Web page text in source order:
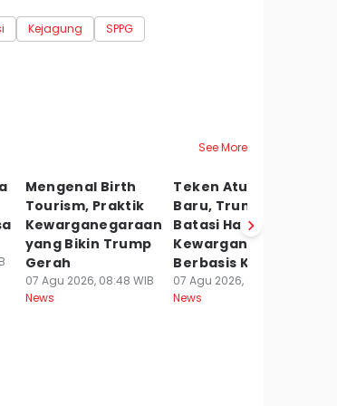
Kejagung
SPPG
See More
Mengenal Birth
Tourism, Praktik
Kewarganegaraan
yang Bikin Trump
Gerah
07 Agu 2026, 08:48 WIB
News
Teken Aturan
Baru, Trump
Batasi Hak
Kewarganegaraan
Berbasis Kelahiran
07 Agu 2026, 08:20 WIB
News